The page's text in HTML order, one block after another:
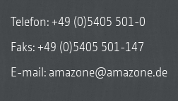
Telefon:+49 (0)5405 501-0
Faks: +49 (0)5405 501-147
E-mail: amazone@amazone.de